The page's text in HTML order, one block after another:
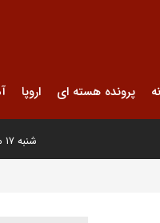
پرونده هسته ای اروپا
شنبه ۱۷ مرداد ۱۴۰۵